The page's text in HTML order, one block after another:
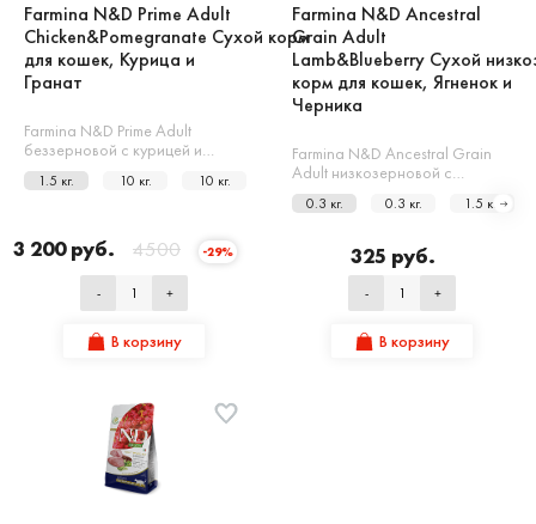
Farmina N&D Prime Adult
Chicken&Pomegranate Сухой корм
для кошек, Курица и
Гранат
Farmina N&D Prime Adult
беззерновой с курицей и…
1.5 кг. 10 кг. 10 кг.
3 200 руб. 4500 -29%
- +
В корзину
Farmina N&D Ancestral
Grain Adult
Lamb&Blueberry Сухой
корм для кошек, Ягненок и
Черника
Farmina N&D Ancestral Grain
Adult низкозерновой с…
0.3 кг. 0.3 кг. 1.5 кг.
325 руб.
- +
В корзину